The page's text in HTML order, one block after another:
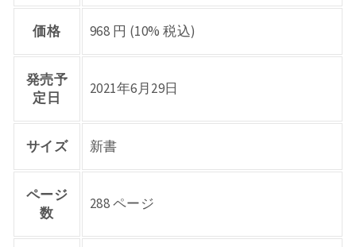
価格 968 円 (10% 税込)
発売予
定日
2021年6月29日
サイズ 新書
ページ
数
288 ページ